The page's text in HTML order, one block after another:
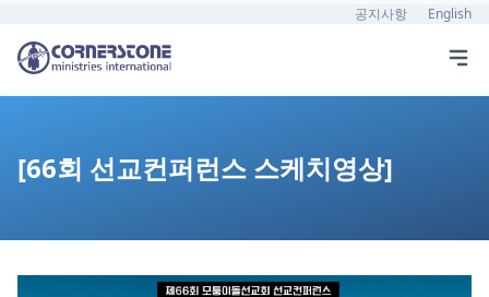
공지사항 English
[66회 선교컨퍼런스 스케치영상]